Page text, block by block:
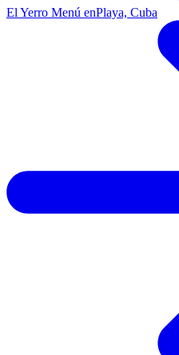
El Yerro Menú enPlaya, Cuba